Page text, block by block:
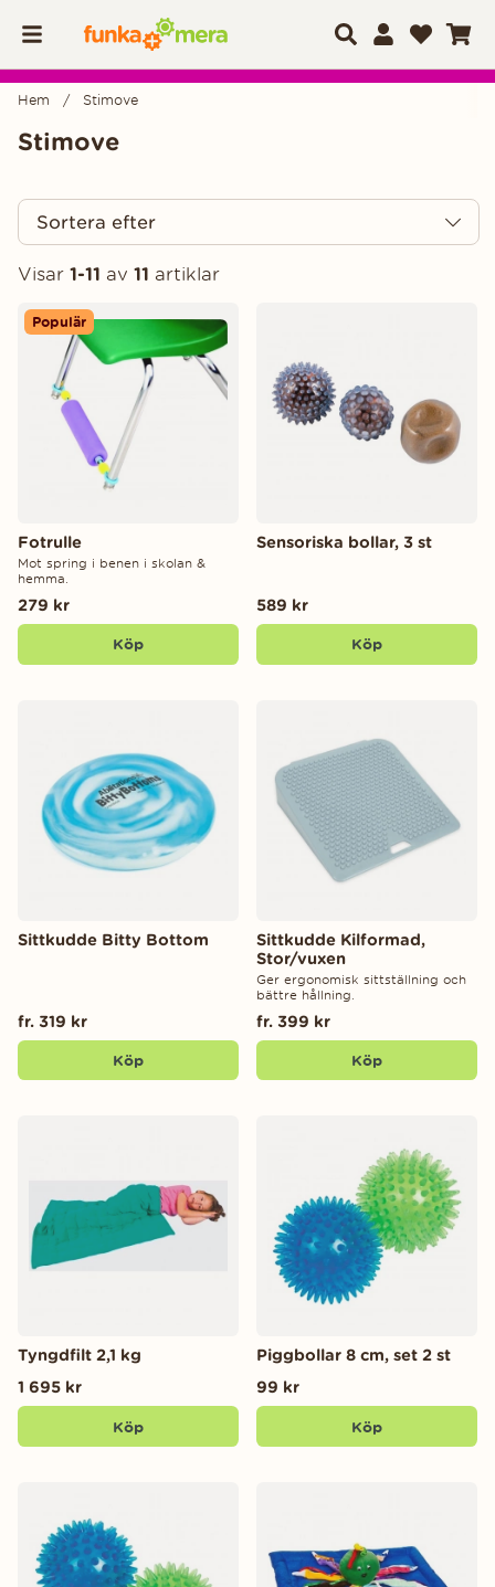
Hem Stimove
Stimove
Sortera efter
Visar 1-11 av 11 artiklar
Produkter
Populär
Fotrulle
Mot spring i benen i skolan &
hemma.
279 kr
Köp
Sensoriska bollar, 3 st
589 kr
Köp
Sittkudde Bitty Bottom
fr. 319 kr
Köp
Sittkudde Kilformad,
Stor/vuxen
Ger ergonomisk sittställning och
bättre hållning.
fr. 399 kr
Köp
Tyngdfilt 2,1 kg
1 695 kr
Köp
Piggbollar 8 cm, set 2 st
99 kr
Köp